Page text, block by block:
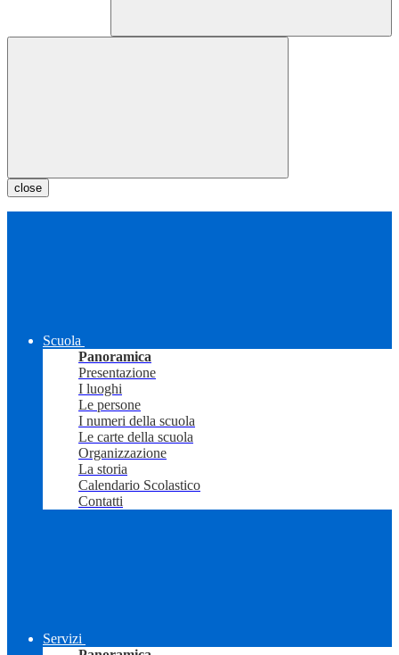
close
Scuola
Panoramica
Presentazione
I luoghi
Le persone
I numeri della scuola
Le carte della scuola
Organizzazione
La storia
Calendario Scolastico
Contatti
Servizi